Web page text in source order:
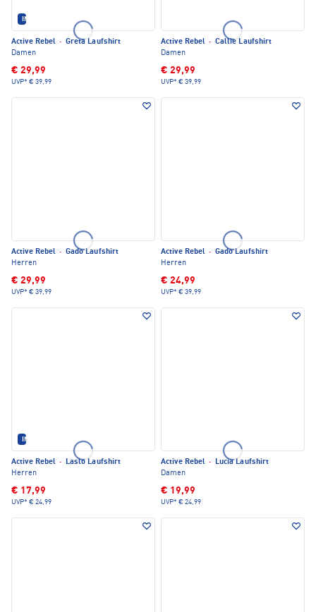
IM SET ERHÄLTLICH
Active Rebel · Greta Laufshirt
Damen
€ 29,99
UVP* € 39,99
Active Rebel · Callie Laufshirt
Damen
€ 29,99
UVP* € 39,99
Active Rebel · Gado Laufshirt
Herren
€ 29,99
UVP* € 39,99
Active Rebel · Gado Laufshirt
Herren
€ 24,99
UVP* € 39,99
IM SET ERHÄLTLICH
Active Rebel ·
Laslo Laufshirt
Herren
€ 17,99
UVP* € 24,99
Active Rebel ·
Lucia Laufshirt
Damen
€ 19,99
UVP* € 24,99